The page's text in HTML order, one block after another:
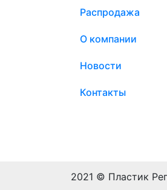
Распродажа
О компании
Новости
Контакты
2021 © Пластик